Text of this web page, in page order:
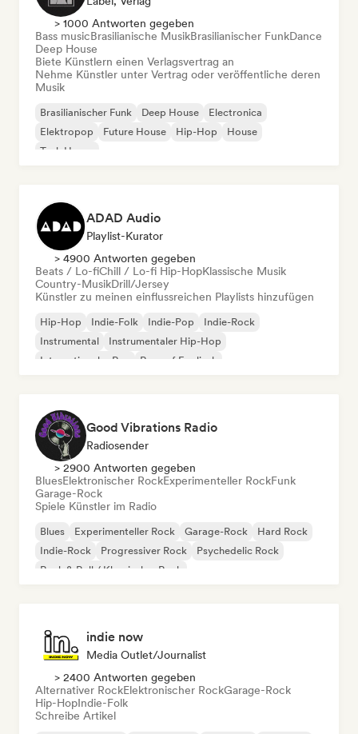
> 1000 Antworten gegeben
Bass musicBrasilianische MusikBrasilianischer FunkDance
Deep House
Biete Künstlern einen Verlagsvertrag an
Nehme Künstler unter Vertrag oder veröffentliche deren
Musik
Brasilianischer Funk Deep House
Electronica
Elektropop
Future House Hip-Hop
House
Tech House
ADAD Audio
Playlist-Kurator
> 4900 Antworten gegeben
Beats / Lo-fiChill / Lo-fi Hip-HopKlassische Musik
Country-MusikDrill/Jersey
Künstler zu meinen einflussreichen Playlists hinzufügen
Hip-Hop Indie-Folk Indie-Pop
Indie-Rock
Instrumental
Instrumentaler Hip-Hop
Internationaler Rap
Rap auf Englisch
Good Vibrations Radio
Radiosender
> 2900 Antworten gegeben
BluesElektronischer RockExperimenteller RockFunk
Garage-Rock
Spiele Künstler im Radio
Blues Experimenteller Rock Garage-Rock
Hard Rock
Indie-Rock
Progressiver Rock
Psychedelic Rock
Rock & Roll / Klassischer Rock
indie now
Media Outlet/Journalist
> 2400 Antworten gegeben
Alternativer RockElektronischer RockGarage-Rock
Hip-HopIndie-Folk
Schreibe Artikel